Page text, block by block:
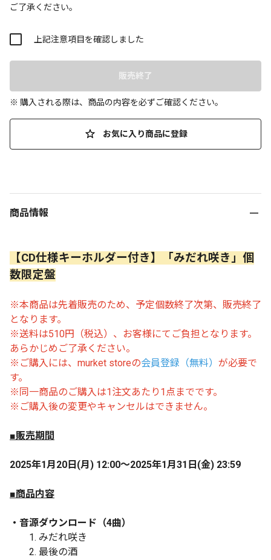
ご了承ください。
上記注意項目を確認しました
販売終了
※ 購入される際は、商品の内容を必ずご確認ください。
お気に入り商品に登録
商品情報
【CD仕様キーホルダー付き】「みだれ咲き」個
数限定盤
※本商品は先着販売のため、予定個数終了次第、販売終了
となります。
※送料は510円（税込）、お客様にてご負担となります。
あらかじめご了承ください。
※ご購入には、murket storeの会員登録（無料） が必要で
す。
※ 同一商品のご購入は1注文あたり1点までです。
※ご購入後の変更やキャンセルはできません。
■販売期間
2025年1月20日(月) 12:00～2025年1月31日(金) 23:59
■商品内容
・音源ダウンロード（4曲）
1. みだれ咲き
2. 最後の酒